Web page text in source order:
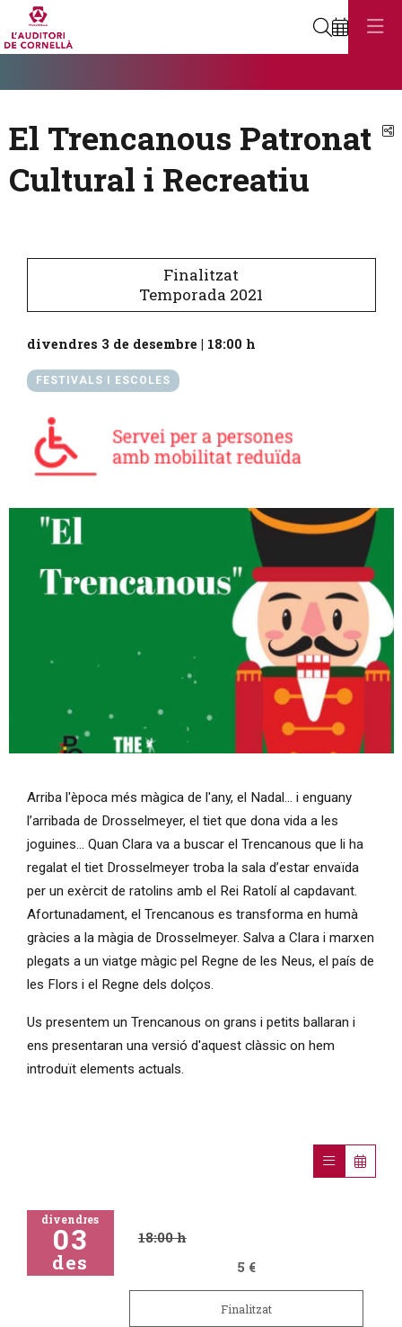
Cerca
El Trencanous Patronat
Cultural i Recreatiu
Finalitzat
Temporada 2021
divendres 3 de desembre | 18:00 h
FESTIVALS I ESCOLES
Arriba l'època més màgica de l'any, el Nadal… i enguany
l’arribada de Drosselmeyer, el tiet que dona vida a les
joguines… Quan Clara va a buscar el Trencanous que li ha
regalat el tiet Drosselmeyer troba la sala d’estar envaïda
per un exèrcit de ratolins amb el Rei Ratolí al capdavant.
Afortunadament, el Trencanous es transforma en humà
gràcies a la màgia de Drosselmeyer. Salva a Clara i marxen
plegats a un viatge màgic pel Regne de les Neus, el país de
les Flors i el Regne dels dolços.
Us presentem un Trencanous on grans i petits ballaran i
ens presentaran una versió d'aquest clàssic on hem
introduït elements actuals.
divendres
03
des
18:00 h
5 €
Finalitzat